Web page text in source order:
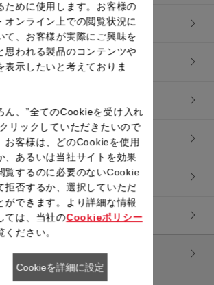
チーマー
集
ために使用します。お客様の
オンライン上での閲覧状況に
て、お客様が実際にご興味を
思われる製品のコンテンツや
表示したいと考えておりま
ん、”全てのCookieを受け入れ
リックしていただきたいので
お客様は、どのCookieを使用
、あるいは当社サイトを効果
覧するのに必要のないCookie
拒否するか、選択していただ
ができます。より詳細な情報
ては、当社のCookieポリシー
ください。
Cookieを詳細に設定